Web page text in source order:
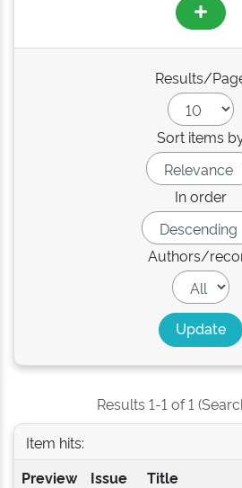
Results/
Sort items
In order
Authors/
Results 1-1 of 1
Item hits:
Preview
Issue
Title